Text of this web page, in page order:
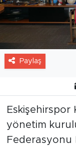
Paylaş
Eskişehirspor
yönetim
Federasyonu